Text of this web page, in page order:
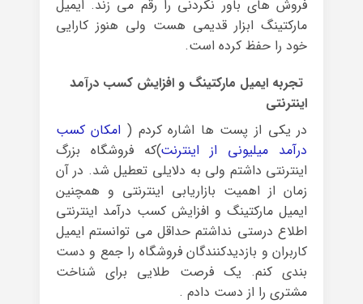
فروش های باور نکردنی را رقم می زند. ایمیل
مارکتینگ ابزار قدیمی هست ولی هنوز کارایی
خود را حفظ کرده است.
تجربه ایمیل مارکتینگ و افزایش کسب درآمد
اینترنتی
در یکی از پست ها اشاره کردم ( امکان کسب
درآمد میلیونی از اینترنت)که فروشگاه بزرگ
اینترنتی داشتم ولی به دلایلی تعطیل شد. در آن
زمان از اهمیت بازاریابی اینترنتی و همچنین
ایمیل مارکتینگ و افزایش کسب درآمد اینترنتی
اطلاع درستی نداشتم حداقل می توانستم ایمیل
کاربران و بازدیدکنندگان فروشگاه را جمع و دست
بندی کنم. یک فرصت طلایی برای شناخت
مشتری را از دست دادم .